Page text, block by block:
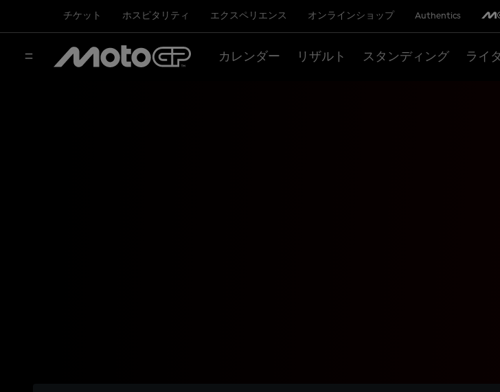
チケット ホスピタリティ エクスペリエンス オンラインショップ Authentics
カレンダー リザルト スタンディング ライ